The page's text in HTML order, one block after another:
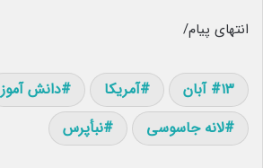
انتهای پیام/
۱۳ آبان آمریکا
دانش آموز
لانه جاسوسی
نبأپرس